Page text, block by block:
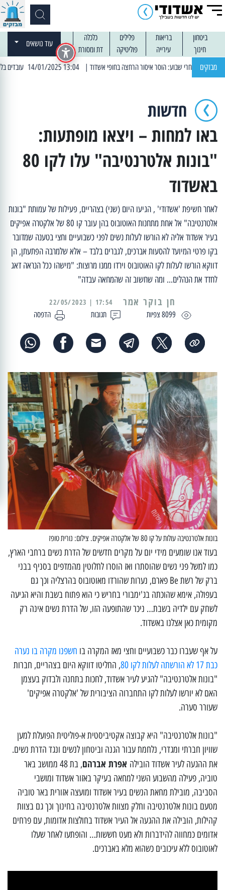
ביטחון בריאות פלילים
כלכלה
חינוך
עירייה פוליטיקה דת ומסורת
עוד נושאים
מבזקים | 13:04 14/01/2025 עובדים בלילות: עבודות קרצוף וריבוד אספלט
חדשות
באו למחות – ויצאו מופתעות:
"בונות אלטרנטיבה" עלו לקו 80
באשדוד
לאחר חשיפת 'אשדודי' , הגיעו היום (שני) בצהריים, פעילות של עמותת "בונות
אלטרנטיבה" אל אחת מתחנות האוטובוס בהן עובר קו 80 של אלקטרה אפיקים
בעיר אשדוד אליה לא הורשו לעלות נשים לפני כשבועיים וחצי בטענה שמדובר
בקו פרטי המיועד להסעות אברכים, לגברים בלבד – אלא שלמרבה הפתעתן, הן
דווקא הורשו לעלות לקו האוטובוס וירדו ממנו מרוצות: "מישהו ככל הנראה דאג
לחדד את הנהלים... ומה שחשוב זה שהמחאה עבדה"
8099 צפיות תגובות הדפסה
17:54 | 22/05/2023
בונות אלטרנטיבה עולות על קו 80 של אלקטרה אפיקים. צילום: נורית טופז
בעוד אנו שומעים מידי יום על מקרים חדשים של הדרת נשים ברחבי הארץ,
כמו למשל פני נשים שהוסתרו ואז הוסרו לחלוטין מהמדפים בסניף בבני
ברק של רשת Be פארם, נערות שהורדו מאוטובוס בהרצליה וכך גם
בעפולה, אימא שהוכתה בג'ימבורי בחריש כי הוא פתוח בשבת והיא הגיעה
לשחק עם ילדיה בשבת… ניכר שהתופעה הזו, של הדרת נשים אינה רק
מקומית כאן אצלנו באשדוד.
על אף שעברו כבר כשבועיים וחצי מאז המקרה בו חשפנו מקרה בו נערה
כבת 17 לא הורשתה לעלות לקו 80
, החליטו דווקא היום בצהריים, חברות
"בונות אלטרנטיבה" להגיע לעיר אשדוד, לחכות בתחנה ולבדוק בעצמן
האם לא יורשו לעלות לקו התחברוה הציבורית של 'אלקטרה אפיקים'
שעורר סערה.
"בונות אלטרנטיבה" היא קבוצה אקטיביסטית א-פוליטית הפועלת למען
שוויון חברתי ומגדרי, נלחמת עבור הגנה וביטחון לנשים ונגד הדרת נשים.
את ההגעה לעיר אשדוד הובילה אפרת אברהם
, בת 48 ממושב באר
טוביה, פעילה מהשבוע השני למחאה בעיקר באזור אשדוד ומושבי
הסביבה, מובילת מחאת הנשים בעיר אשדוד ומועצה אזורית באר טוביה
מטעם בונות אלטרנטיבה וחלק מצוות אלטרנטיבה בחינוך וכך גם בצוות
קהילות, הובילה את ההגעה אל העיר אשדוד בחולצות אדומות, עם פרחים
אדומים כמחווה להידברות ולא מעט חששות… והופתעו לאחר שעלו
לאוטובוס ללא עיכובים כשהוא מלא באברכים.